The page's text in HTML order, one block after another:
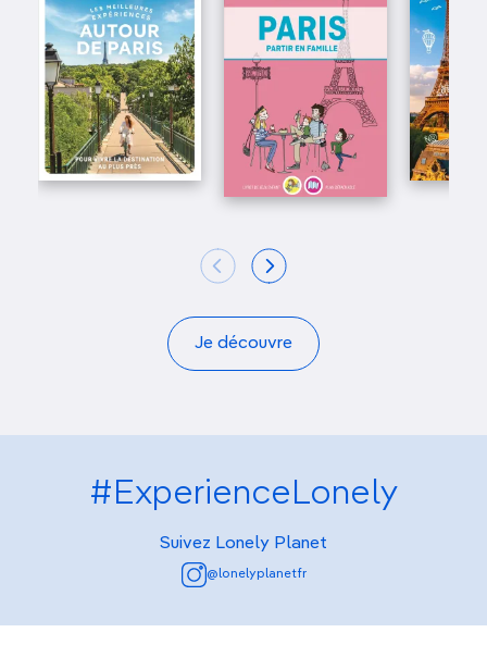
Je découvre
#ExperienceLonely
Suivez Lonely Planet
@lonelyplanetfr